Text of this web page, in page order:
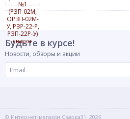
Будьте в курсе!
Новости, обзоры и акции
© Интернет-магазин Сварка31, 2026